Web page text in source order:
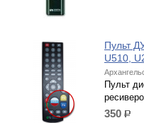
Пульт
U510,
Пульт
350 р.